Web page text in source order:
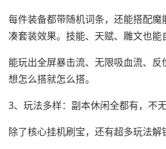
每件装备都带随机词条，还能搭配魔
凑套装效果。技能、天赋、雕文也能
能玩出全屏暴击流、无限吸血流、反
想怎么搭就怎么搭。
3、玩法多样：副本休闲全都有，不
除了核心挂机刷宝，还有超多玩法解